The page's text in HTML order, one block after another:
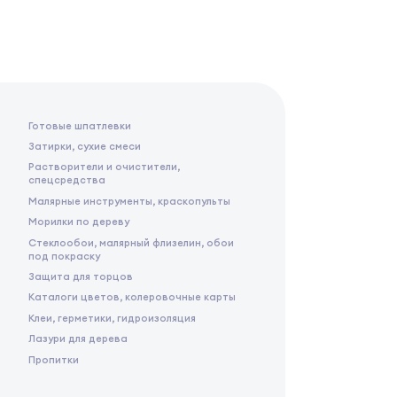
Готовые шпатлевки
Затирки, сухие смеси
Растворители и очистители,
спецсредства
Малярные инструменты, краскопульты
Морилки по дереву
Стеклообои, малярный флизелин, обои
под покраску
Защита для торцов
Каталоги цветов, колеровочные карты
Клеи, герметики, гидроизоляция
Лазури для дерева
Пропитки